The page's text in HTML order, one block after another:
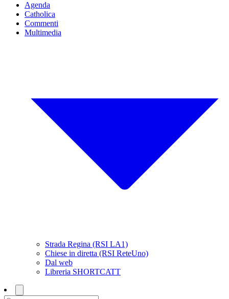
Agenda
Catholica
Commenti
Multimedia
Strada Regina (RSI LA1)
Chiese in diretta (RSI ReteUno)
Dal web
Libreria SHORTCATT